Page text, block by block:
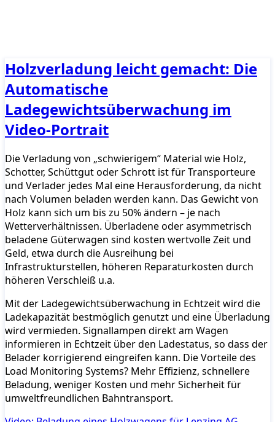
Holzverladung leicht gemacht: Die
Automatische
Ladegewichtsüberwachung im
Video-Portrait
Die Verladung von „schwierigem“ Material wie Holz,
Schotter, Schüttgut oder Schrott ist für Transporteure
und Verlader jedes Mal eine Herausforderung, da nicht
nach Volumen beladen werden kann. Das Gewicht von
Holz kann sich um bis zu 50% ändern – je nach
Wetterverhältnissen. Überladene oder asymmetrisch
beladene Güterwagen sind kosten wertvolle Zeit und
Geld, etwa durch die Ausreihung bei
Infrastrukturstellen, höheren Reparaturkosten durch
höheren Verschleiß u.a.
Mit der Ladegewichtsüberwachung in Echtzeit wird die
Ladekapazität bestmöglich genutzt und eine Überladung
wird vermieden. Signallampen direkt am Wagen
informieren in Echtzeit über den Ladestatus, so dass der
Belader korrigierend eingreifen kann. Die Vorteile des
Load Monitoring Systems? Mehr Effizienz, schnellere
Beladung, weniger Kosten und mehr Sicherheit für
umweltfreundlichen Bahntransport.